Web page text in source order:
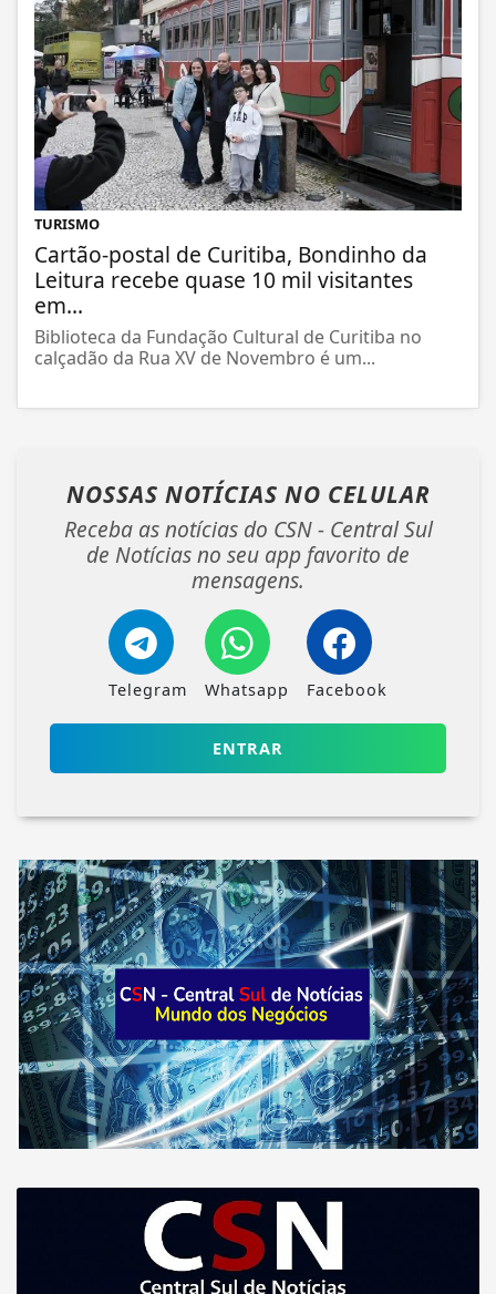
TURISMO
Cartão-postal de Curitiba, Bondinho da
Leitura recebe quase 10 mil visitantes
em...
Biblioteca da Fundação Cultural de Curitiba no
calçadão da Rua XV de Novembro é um...
NOSSAS NOTÍCIAS NO CELULAR
Receba as notícias do CSN - Central Sul
de Notícias no seu app favorito de
mensagens.
Telegram Whatsapp Facebook
ENTRAR